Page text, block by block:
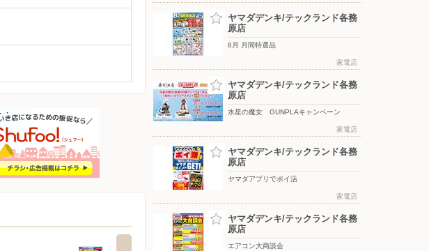
ヤマダデンキ/テックランド各務
原店
8月 月間特選品
家電店
ヤマダデンキ/テックランド各務
原店
水星の魔女 GUNPLAキャンペーン
家電店
ヤマダデンキ/テックランド各務
原店
ヤマダアプリでポイ活
家電店
ヤマダデンキ/テックランド各務
原店
エアコン大商談会